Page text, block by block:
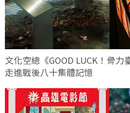
文化空總《GOOD LUCK！骨
走進戰後八十集體記憶